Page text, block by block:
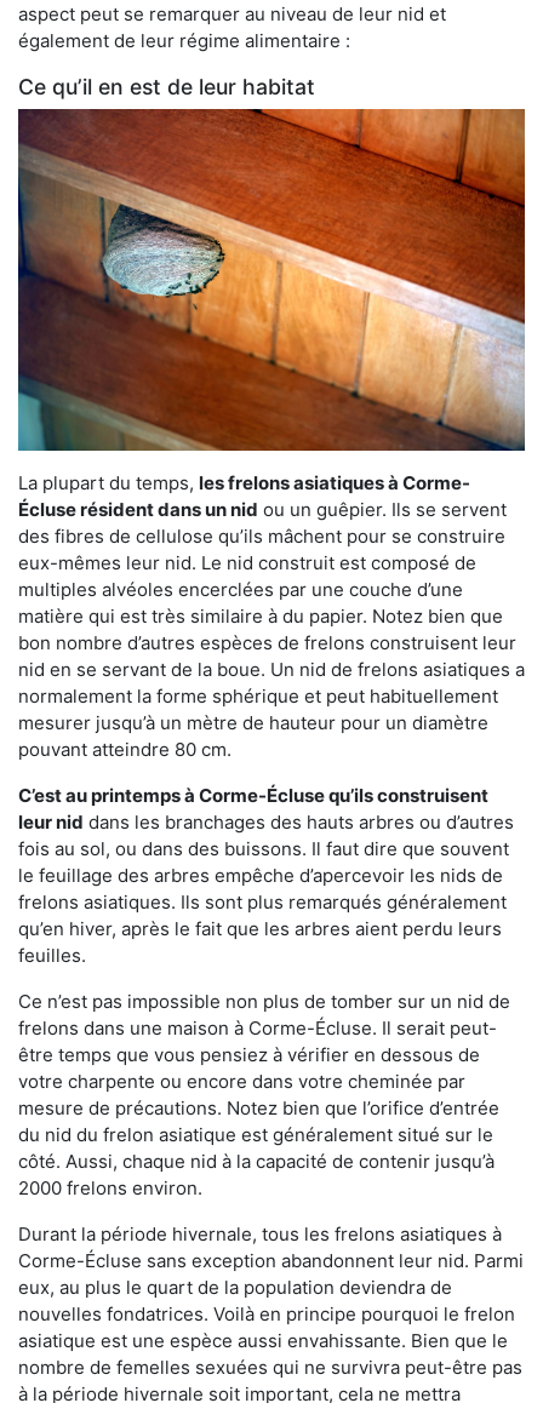
aspect peut se remarquer au niveau de leur nid et
également de leur régime alimentaire :
Ce qu’il en est de leur habitat
La plupart du temps, les frelons asiatiques à Corme-
Écluse résident dans un nid ou un guêpier. Ils se servent
des fibres de cellulose qu’ils mâchent pour se construire
eux-mêmes leur nid. Le nid construit est composé de
multiples alvéoles encerclées par une couche d’une
matière qui est très similaire à du papier. Notez bien que
bon nombre d’autres espèces de frelons construisent leur
nid en se servant de la boue. Un nid de frelons asiatiques a
normalement la forme sphérique et peut habituellement
mesurer jusqu’à un mètre de hauteur pour un diamètre
pouvant atteindre 80 cm.
C’est au printemps à Corme-Écluse qu’ils construisent
leur nid dans les branchages des hauts arbres ou d’autres
fois au sol, ou dans des buissons. Il faut dire que souvent
le feuillage des arbres empêche d’apercevoir les nids de
frelons asiatiques. Ils sont plus remarqués généralement
qu’en hiver, après le fait que les arbres aient perdu leurs
feuilles.
Ce n’est pas impossible non plus de tomber sur un nid de
frelons dans une maison à Corme-Écluse. Il serait peut-
être temps que vous pensiez à vérifier en dessous de
votre charpente ou encore dans votre cheminée par
mesure de précautions. Notez bien que l’orifice d’entrée
du nid du frelon asiatique est généralement situé sur le
côté. Aussi, chaque nid à la capacité de contenir jusqu’à
2000 frelons environ.
Durant la période hivernale, tous les frelons asiatiques à
Corme-Écluse sans exception abandonnent leur nid. Parmi
eux, au plus le quart de la population deviendra de
nouvelles fondatrices. Voilà en principe pourquoi le frelon
asiatique est une espèce aussi envahissante. Bien que le
nombre de femelles sexuées qui ne survivra peut-être pas
à la période hivernale soit important, cela ne mettra